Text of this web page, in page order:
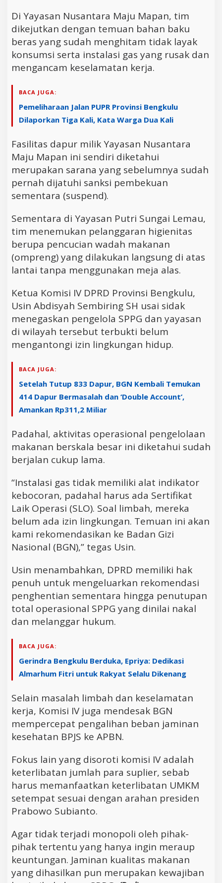
Di Yayasan Nusantara Maju Mapan, tim
dikejutkan dengan temuan bahan baku
beras yang sudah menghitam tidak layak
konsumsi serta instalasi gas yang rusak dan
mengancam keselamatan kerja.
BACA JUGA:
Pemeliharaan Jalan PUPR Provinsi Bengkulu
Dilaporkan Tiga Kali, Kata Warga Dua Kali
Fasilitas dapur milik Yayasan Nusantara
Maju Mapan ini sendiri diketahui
merupakan sarana yang sebelumnya sudah
pernah dijatuhi sanksi pembekuan
sementara (suspend).
Sementara di Yayasan Putri Sungai Lemau,
tim menemukan pelanggaran higienitas
berupa pencucian wadah makanan
(ompreng) yang dilakukan langsung di atas
lantai tanpa menggunakan meja alas.
Ketua Komisi IV DPRD Provinsi Bengkulu,
Usin Abdisyah Sembiring SH usai sidak
menegaskan pengelola SPPG dan yayasan
di wilayah tersebut terbukti belum
mengantongi izin lingkungan hidup.
BACA JUGA:
Setelah Tutup 833 Dapur, BGN Kembali Temukan
414 Dapur Bermasalah dan ‘Double Account’,
Amankan Rp311,2 Miliar
Padahal, aktivitas operasional pengelolaan
makanan berskala besar ini diketahui sudah
berjalan cukup lama.
“Instalasi gas tidak memiliki alat indikator
kebocoran, padahal harus ada Sertifikat
Laik Operasi (SLO). Soal limbah, mereka
belum ada izin lingkungan. Temuan ini akan
kami rekomendasikan ke Badan Gizi
Nasional (BGN),” tegas Usin.
Usin menambahkan, DPRD memiliki hak
penuh untuk mengeluarkan rekomendasi
penghentian sementara hingga penutupan
total operasional SPPG yang dinilai nakal
dan melanggar hukum.
BACA JUGA:
Gerindra Bengkulu Berduka, Epriya: Dedikasi
Almarhum Fitri untuk Rakyat Selalu Dikenang
Selain masalah limbah dan keselamatan
kerja, Komisi IV juga mendesak BGN
mempercepat pengalihan beban jaminan
kesehatan BPJS ke APBN.
Fokus lain yang disoroti komisi IV adalah
keterlibatan jumlah para suplier, sebab
harus memanfaatkan keterlibatan UMKM
setempat sesuai dengan arahan presiden
Prabowo Subianto.
Agar tidak terjadi monopoli oleh pihak-
pihak tertentu yang hanya ingin meraup
keuntungan. Jaminan kualitas makanan
yang dihasilkan pun merupakan kewajiban